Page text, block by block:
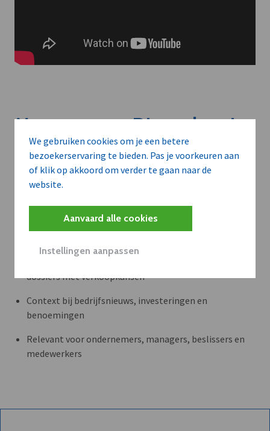
We gebruiken cookies om je een betere
bezoekerservaring te bieden. Pas je voorkeuren aan
of klik op akkoord om verder te gaan naar de
website.
Aanvaard alle cookies
Instellingen aanpassen
Meer context. Dieper begrip.
Artikels zoals deze brengen het nieuws.
Met een dVO-abonnement krijgt u dat nieuws in de juiste
WAAROM BEDRIJVEN DVO GEBRUIKEN
dossiers met verkoopkansen
Context bij bedrijfsnieuws, investeringen en
benoemingen
Relevant voor ondernemers, managers, beslissers en
medewerkers